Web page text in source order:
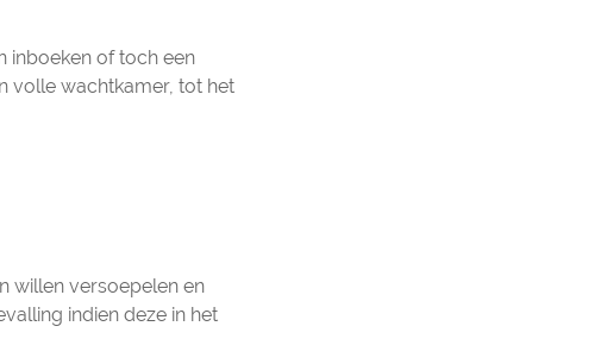
inboeken of toch een
volle wachtkamer, tot het
willen versoepelen en
indien deze in het